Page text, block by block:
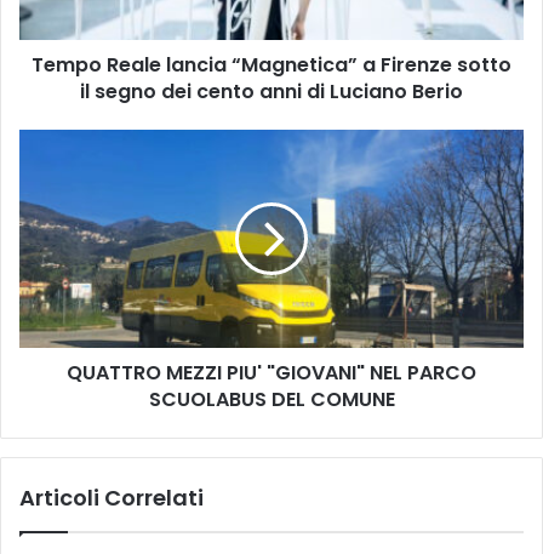
a
l
a
M
a
g
c
”
Tempo Reale lancia “Magnetica” a Firenze sotto
il segno dei cento anni di Luciano Berio
T
T
R
O
M
E
U
QUATTRO MEZZI PIU' "GIOVANI" NEL PARCO
SCUOLABUS DEL COMUNE
Articoli Correlati